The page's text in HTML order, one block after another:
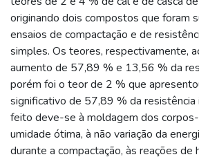
originando dois compostos que foram
ensaios de compactação e de
simples. Os teores, respectivamente,
aumento de 57,89 % e 13,56 % da
porém foi o teor de 2 % que
significativo de 57,89 % da resistência
feito deve-se à moldagem dos
umidade ótima, à não variação da
durante a compactação, às reações de